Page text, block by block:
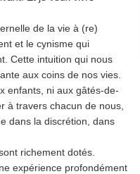
de la vie à (re)
et le cynisme qui
Cette intuition qui nous
aux coins de nos vies.
enfants, ni aux gâtés-de-
à travers chacun de nous,
dans la discrétion, dans
richement dotés.
expérience profondément